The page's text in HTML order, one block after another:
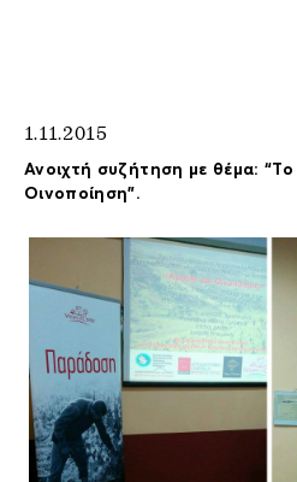
1.11.2015
Ανοιχτή συζήτηση με θέμα: “Το
Οινοποίηση”.